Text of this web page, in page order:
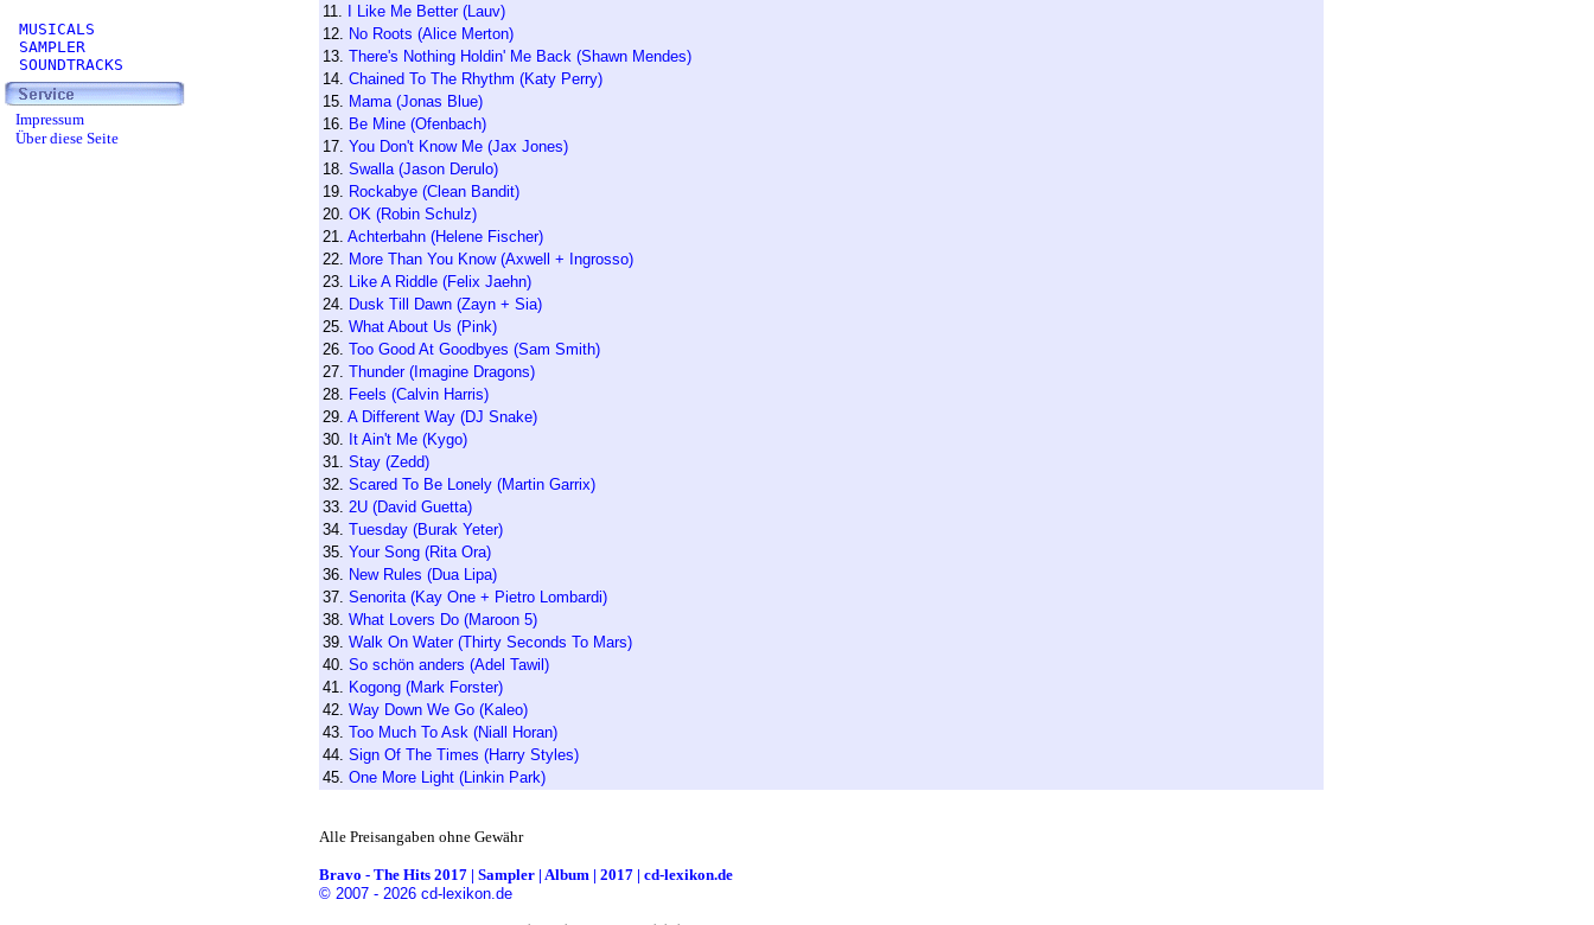
11.
I Like Me Better (Lauv)
12. No Roots (Alice Merton)
13. There's Nothing Holdin' Me Back (Shawn Mendes)
14. Chained To The Rhythm (Katy Perry)
15. Mama (Jonas Blue)
16. Be Mine (Ofenbach)
17. You Don't Know Me (Jax Jones)
18. Swalla (Jason Derulo)
19. Rockabye (Clean Bandit)
20. OK (Robin Schulz)
21. Achterbahn (Helene Fischer)
22. More Than You Know (Axwell + Ingrosso)
23. Like A Riddle (Felix Jaehn)
24. Dusk Till Dawn (Zayn + Sia)
25. What About Us (Pink)
26. Too Good At Goodbyes (Sam Smith)
27. Thunder (Imagine Dragons)
28. Feels (Calvin Harris)
29. A Different Way (DJ Snake)
30. It Ain't Me (Kygo)
31. Stay (Zedd)
32. Scared To Be Lonely (Martin Garrix)
33. 2U (David Guetta)
34. Tuesday (Burak Yeter)
35. Your Song (Rita Ora)
36. New Rules (Dua Lipa)
37. Senorita (Kay One + Pietro Lombardi)
38. What Lovers Do (Maroon 5)
39. Walk On Water (Thirty Seconds To Mars)
40. So schön anders (Adel Tawil)
41. Kogong (Mark Forster)
42. Way Down We Go (Kaleo)
43. Too Much To Ask (Niall Horan)
44. Sign Of The Times (Harry Styles)
45. One More Light (Linkin Park)
Alle Preisangaben ohne Gewähr
Bravo - The Hits 2017 | Sampler | Album | 2017 | cd-lexikon.de
© 2007 - 2026 cd-lexikon.de
MUSICALS
SAMPLER
SOUNDTRACKS
Impressum
Über diese Seite